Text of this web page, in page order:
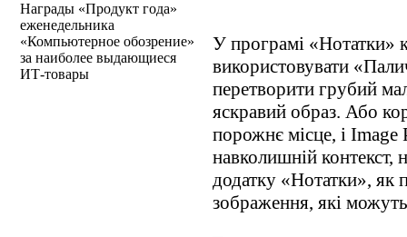
Награды «Продукт года»
еженедельника
«Компьютерное обозрение»
за наиболее выдающиеся
ИТ-товары
У програмі «Нотатки»
використовувати
перетворити грубий
яскравий образ. Або
порожнє місце, і
навколишній контекст,
додатку «Нотатки», як
зображення, які